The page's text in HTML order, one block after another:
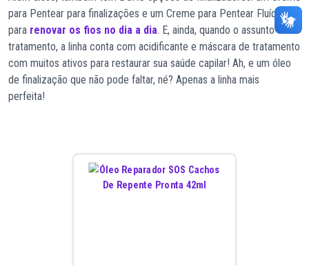
para Pentear para finalizações e um Creme para Pentear Fluído
para renovar os fios no dia a dia. E, ainda, quando o assunto é
tratamento, a linha conta com acidificante e máscara de tratamento
com muitos ativos para restaurar sua saúde capilar! Ah, e um óleo
de finalização que não pode faltar, né? Apenas a linha mais
perfeita!